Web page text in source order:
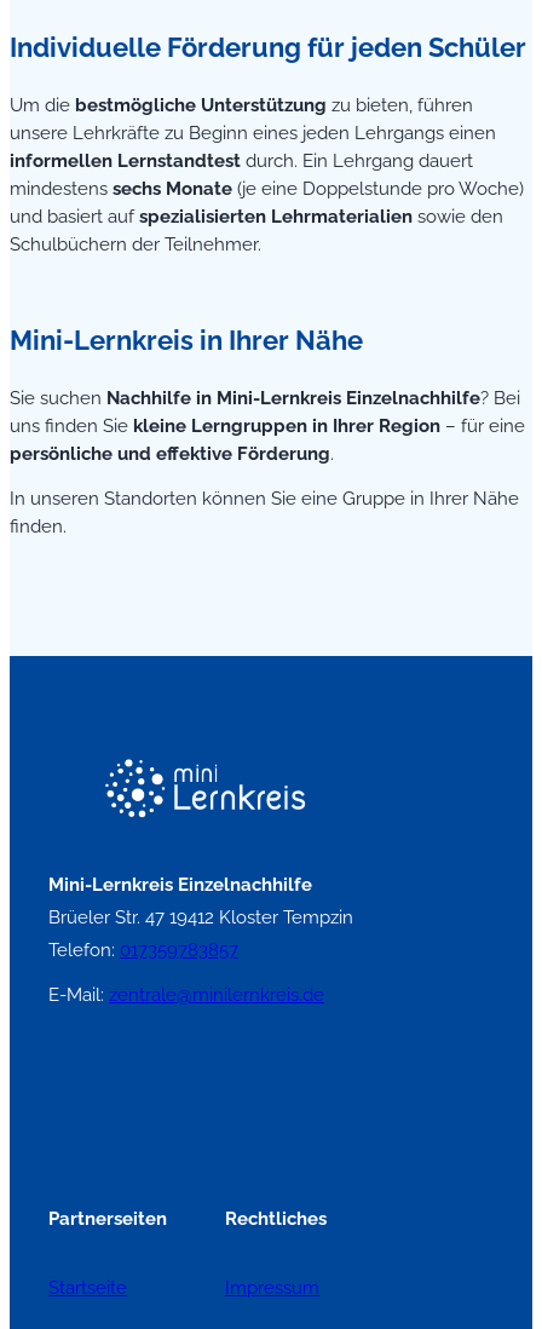
Individuelle Förderung für jeden Schüler
Um die bestmögliche Unterstützung zu bieten, führen
unsere Lehrkräfte zu Beginn eines jeden Lehrgangs einen
informellen Lernstandtest durch. Ein Lehrgang dauert
mindestens sechs Monate (je eine Doppelstunde pro Woche)
und basiert aufspezialisierten Lehrmaterialien sowie den
Schulbüchern der Teilnehmer.
Mini-Lernkreis in Ihrer Nähe
Sie suchen Nachhilfe in Mini-Lernkreis Einzelnachhilfe? Bei
uns finden Sie kleine Lerngruppen in Ihrer Region – für eine
persönliche und effektive Förderung.
In unseren Standorten können Sie eine Gruppe in Ihrer Nähe
finden.
Mini-Lernkreis Einzelnachhilfe
Brüeler Str. 47 19412 Kloster Tempzin
Telefon: 017359783857
E-Mail: zentrale@minilernkreis.de
Partnerseiten
Startseite
Rechtliches
Impressum